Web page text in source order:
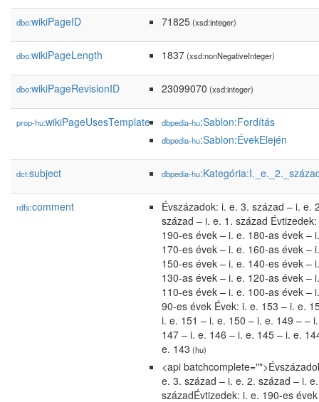
dbo:wikiPageID 71825(xsd:integer)
dbo:wikiPageLength 1837(xsd:nonNegativeInteger)
dbo:wikiPageRevisionID 23099070 (xsd:integer)
prop-hu:wikiPageUsesTemplate dbpedia-hu:Sablon:Fordítás
dbpedia-hu:Sablon:ÉvekElején
dct:subject dbpedia-hu
rdfs:comment
Évszázadok: i. e. 3. század – i. e.
század – i. e. 1. század
190-es évek – i. e. 180-as évek –
170-es évek – i. e. 160-as évek –
150-es évek – i. e. 140-es évek –
130-as évek – i. e. 120-as évek –
110-es évek – i. e. 100-as évek –
90-es évek Évek: i. e. 153 – i. e.
i. e. 151 – i. e. 150 – i. e. 149 – –
147 – i. e. 146 – i. e. 145 – i. e.
e. 143 (hu)
<api
e. 3. század – i. e. 2. század – i.
századÉvtizedek: i. e. 190-es